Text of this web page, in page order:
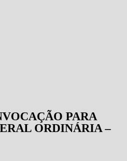
PARA
ORDINÁRIA –